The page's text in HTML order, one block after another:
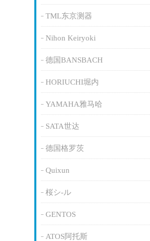
TML东京测器
Nihon Keiryoki
德国BANSBACH
HORIUCHI堀内
YAMAHA雅马哈
SATA世达
德国格罗茨
Quixun
桜シ-ル
GENTOS
ATOS阿托斯